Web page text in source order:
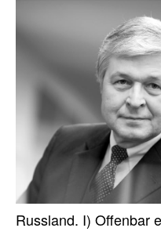
Russland. I) Offenbar